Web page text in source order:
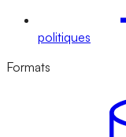
politiques
Formats